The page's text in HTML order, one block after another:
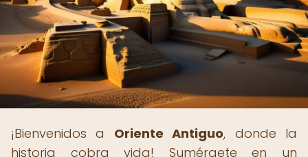
¡Bienvenidos a Oriente Antiguo, donde la
historia cobra vida! Sumérgete en un